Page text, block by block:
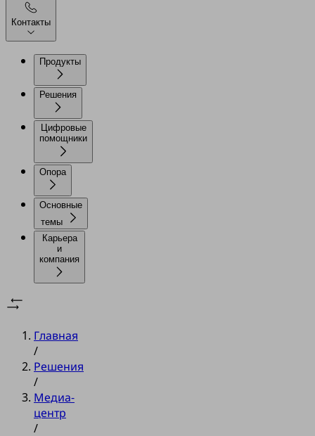
Контакты
Продукты
Решения
Цифровые
помощники
Опора
Основные
темы
Карьера
и
компания
Главная
/
Решения
/
Медиа-
центр
/